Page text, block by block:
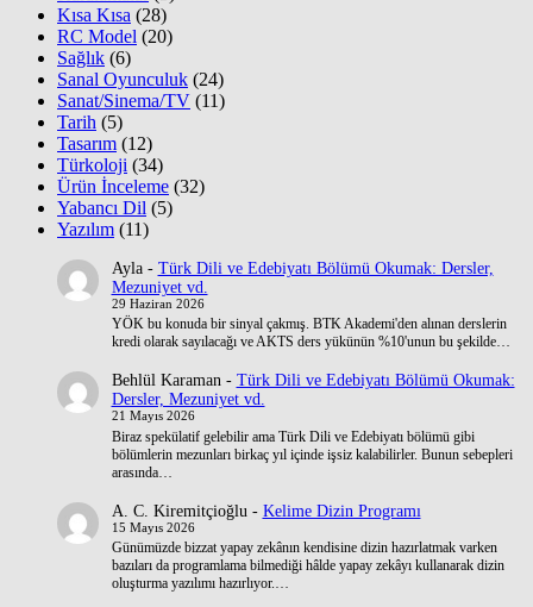
Kısa Kısa (28)
RC Model (20)
Sağlık (6)
Sanal Oyunculuk (24)
Sanat/Sinema/TV (11)
Tarih (5)
Tasarım (12)
Türkoloji (34)
Ürün İnceleme (32)
Yabancı Dil (5)
Yazılım (11)
Ayla- Türk Dili ve Edebiyatı Bölümü Okumak: Dersler,
Mezuniyet vd.
29 Haziran 2026
YÖK bu konuda bir sinyal çakmış. BTK Akademi'den alınan derslerin
kredi olarak sayılacağı ve AKTS ders yükünün %10'unun bu şekilde…
Behlül Karaman- Türk Dili ve Edebiyatı Bölümü Okumak:
Dersler, Mezuniyet vd.
21 Mayıs 2026
Biraz spekülatif gelebilir ama Türk Dili ve Edebiyatı bölümü gibi
bölümlerin mezunları birkaç yıl içinde işsiz kalabilirler. Bunun sebepleri
arasında…
A. C. Kiremitçioğlu - Kelime Dizin Programı
15 Mayıs 2026
Günümüzde bizzat yapay zekânın kendisine dizin hazırlatmak varken
bazıları da programlama bilmediği hâlde yapay zekâyı kullanarak dizin
oluşturma yazılımı hazırlıyor.…